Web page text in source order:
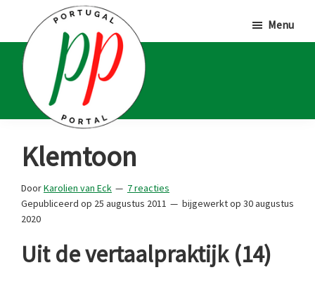
hoofd
inhoud
eerste
sidebar
voettekst
Portal
Voor
Portugalliefhebbers
en
-
Menu
Klemtoon
DoorKarolien van Eck
7 reacties
Gepubliceerd op 25 augustus 2011 bijgewerkt op 30 augustus
2020
Uit de vertaalpraktijk (14)